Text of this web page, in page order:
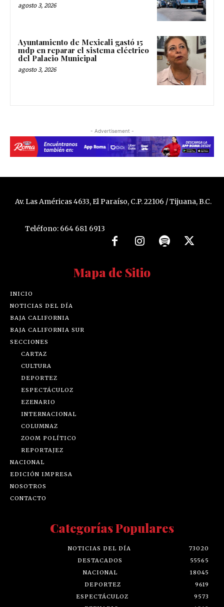
agosto 3, 2026
Ayuntamiento de Mexicali gastó 15
mdp en reparar el sistema eléctrico
del Palacio Municipal
agosto 3, 2026
- Advertisement -
Av. Las Américas 4633, El Paraíso, C.P. 22106 / Tijuana, B.C.
Teléfono: 664 681 6913
Mapa de Sitio
INICIO
NOTICIAS DEL DÍA
BAJA CALIFORNIA
BAJA CALIFORNIA SUR
SECCIONES
CARTAZ
CULTURA
DEPORTEZ
ESPECTÁCULOZ
EZENARIO
INTERNACIONAL
COLUMNAZ
ZOOM POLÍTICO
REPORTAJEZ
NACIONAL
EDICIÓN IMPRESA
NOSOTROS
CONTACTO
Categorías Populares
NOTICIAS DEL DÍA
73020
DESTACADOS
55565
NACIONAL
18045
DEPORTEZ
9619
ESPECTÁCULOZ
9573